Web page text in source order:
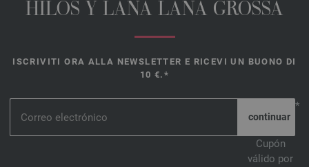
HILOS Y LANA LANA GROSSA
ISCRIVITI ORA ALLA NEWSLETTER E RICEVI UN BUONO DI
10 €.*
*
Cupón
válido por